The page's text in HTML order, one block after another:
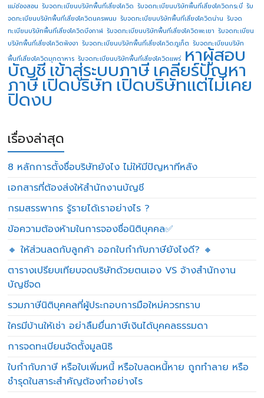
แม่ฮ่องสอน รับจดทะเบียนบริษัทพื้นที่เสี่ยงโควิด รับจดทะเบียนบริษัทพื้นที่เสี่ยงโควิดกระบี่ รับ
จดทะเบียนบริษัทพื้นที่เสี่ยงโควิดนครพนม รับจดทะเบียนบริษัทพื้นที่เสี่ยงโควิดน่าน รับจด
ทะเบียนบริษัทพื้นที่เสี่ยงโควิดบึงกาฬ รับจดทะเบียนบริษัทพื้นที่เสี่ยงโควิดพะเยา รับจดทะเบียน
บริษัทพื้นที่เสี่ยงโควิดพังงา รับจดทะเบียนบริษัทพื้นที่เสี่ยงโควิดภูเก็ต รับจดทะเบียนบริษัท
พื้นที่เสี่ยงโควิดมุกดาหาร รับจดทะเบียนบริษัทพื้นที่เสี่ยงโควิดแพร่ หาผู้สอบ
บัญชี เข้าสู่ระบบภาษี เคลียร์ปัญหา
ภาษีเปิดบริษัทเปิดบริษัทแต่ไม่เคย
ปิดงบ
เรื่องล่าสุด
8 หลักการตั้งชื่อบริษัทยังไง ไม่ให้มีปัญหาทีหลัง
เอกสารที่ต้องส่งให้สำนักงานบัญชี
กรมสรรพากร รู้รายได้เราอย่างไร ?
ข้อความต้องห้ามในการจองชื่อนิติบุคคล✅
🔸 ให้ส่วนลดกับลูกค้า ออกใบกำกับภาษียังไงดี? 🔸
ตารางเปรียบเทียบจดบริษัทด้วยตนเอง VS จ้างสำนักงาน
บัญชีจด
รวมภาษีนิติบุคคลที่ผู้ประกอบการมือใหม่ควรทราบ
ใครมีบ้านให้เช่า อย่าลืมยื่นภาษีเงินได้บุคคลธรรมดา
การจดทะเบียนจัดตั้งมูลนิธิ
ใบกำกับภาษี หรือใบเพิ่มหนี้ หรือใบลดหนี้หาย ถูกทำลาย หรือ
ชำรุดในสาระสำคัญต้องทำอย่างไร